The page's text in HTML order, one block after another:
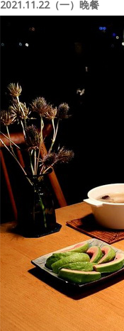
2021.11.22（一）晚餐